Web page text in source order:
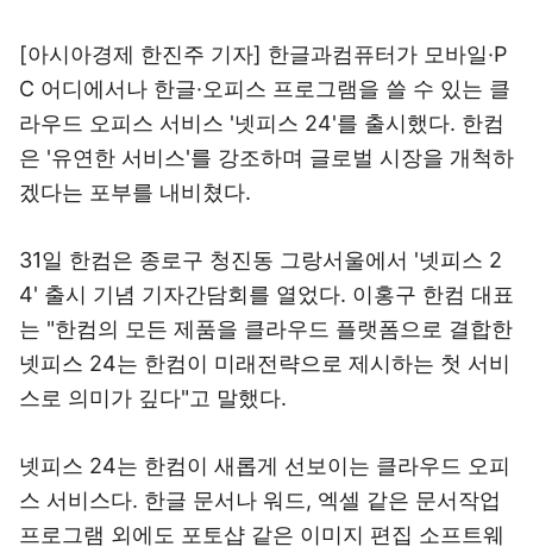
[아시아경제 한진주 기자] 한글과컴퓨터가 모바일·P
C 어디에서나 한글·오피스 프로그램을 쓸 수 있는 클
라우드 오피스 서비스 '넷피스 24'를 출시했다. 한컴
은 '유연한 서비스'를 강조하며 글로벌 시장을 개척하
겠다는 포부를 내비쳤다.
31일 한컴은 종로구 청진동 그랑서울에서 '넷피스 2
4' 출시 기념 기자간담회를 열었다. 이홍구 한컴 대표
는 "한컴의 모든 제품을 클라우드 플랫폼으로 결합한
넷피스 24는 한컴이 미래전략으로 제시하는 첫 서비
스로 의미가 깊다"고 말했다.
넷피스 24는 한컴이 새롭게 선보이는 클라우드 오피
스 서비스다. 한글 문서나 워드, 엑셀 같은 문서작업
프로그램 외에도 포토샵 같은 이미지 편집 소프트웨